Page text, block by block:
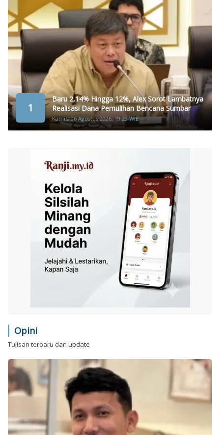
1
Baru 2,14% Hingga 12%, Alex Sorot Lambatnya
Realisasi Dana Pemulihan Bencana Sumbar
Kamis, 06 Agustus 2026, 19:23 WIB
Opini
Tulisan terbaru dan update